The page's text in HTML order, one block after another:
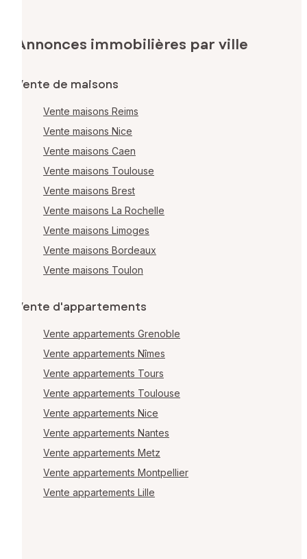
Annonces immobilières par ville
Vente de maisons
Vente maisons Reims
Vente maisons Nice
Vente maisons Caen
Vente maisons Toulouse
Vente maisons Brest
Vente maisons La Rochelle
Vente maisons Limoges
Vente maisons Bordeaux
Vente maisons Toulon
Vente d'appartements
Vente appartements Grenoble
Vente appartements Nîmes
Vente appartements Tours
Vente appartements Toulouse
Vente appartements Nice
Vente appartements Nantes
Vente appartements Metz
Vente appartements Montpellier
Vente appartements Lille